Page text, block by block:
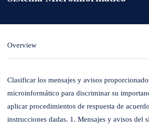
Overview
Clasificar los mensajes y avisos
microinformático para discriminar su
aplicar procedimientos de respuesta de
instrucciones dadas. 1. Mensajes y avisos del